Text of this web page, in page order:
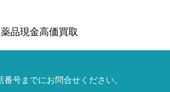
品現金高価買取
号までにお問合せください。